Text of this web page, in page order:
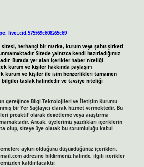
live:.cid.575569c608265c69
sitesi, herhangi bir marka, kurum veya şahıs şirketi
Sitede yalnızca kendi hazırladığımız
Burada yer alan içerikler haber niteliği
kurum ve kişiler hakkında paylaşım
kurum ve kişiler ile isim benzerlikleri tamamen
bilgiler taslak halindedir ve tavsiye niteliği
gereğince Bilgi Teknolojileri ve İletişim Kurumu
bir Yer Sağlayıcı olarak hizmet vermektedir. Bu
proaktif olarak denetleme veya araştırma
Ancak, üyelerimiz yazdıkları içeriklerin
olup, siteye üye olarak bu sorumluluğu kabul
aykırı olduğunu düşündüğünüz içerikleri,
adresine bildirmeniz halinde, ilgili içerikler
kaldırılacaktır.